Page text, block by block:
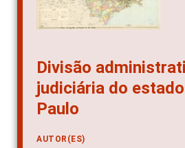
Divisão
judiciária do
Paulo
AUTOR(ES)